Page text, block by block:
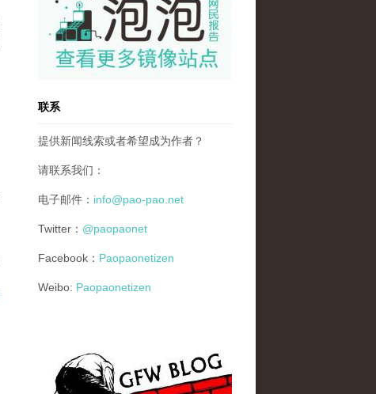
联系
提供新闻线索或者希望成为作者？
请联系我们：
电子邮件： info@pao-pao.net
Twitter： @paopaonet
Facebook： Paopaonetizen
Weibo: Paopaonetizen
gfw_blog_small.jpg